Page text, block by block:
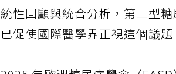
統性回顧與統合分析，第二型
已促使國際醫學界正視這個議題